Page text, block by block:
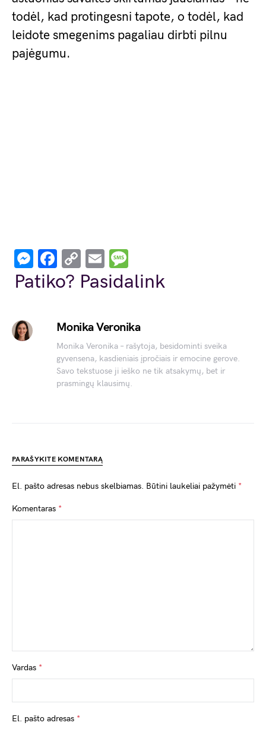
todėl, kad protingesni tapote, o todėl, kad
leidote smegenims pagaliau dirbti pilnu
pajėgumu.
Messenger
Facebook
Copy
Link
Email
Patiko? Pasidalink
Monika Veronika
Monika Veronika – rašytoja, besidominti sveika
gyvensena, kasdieniais įpročiais ir emocine gerove.
Savo tekstuose ji ieško ne tik atsakymų, bet ir
prasmingų klausimų.
PARAŠYKITE KOMENTARĄ
El. pašto adresas nebus skelbiamas. Būtini laukeliai pažymėti *
Komentaras *
Vardas *
El. pašto adresas *